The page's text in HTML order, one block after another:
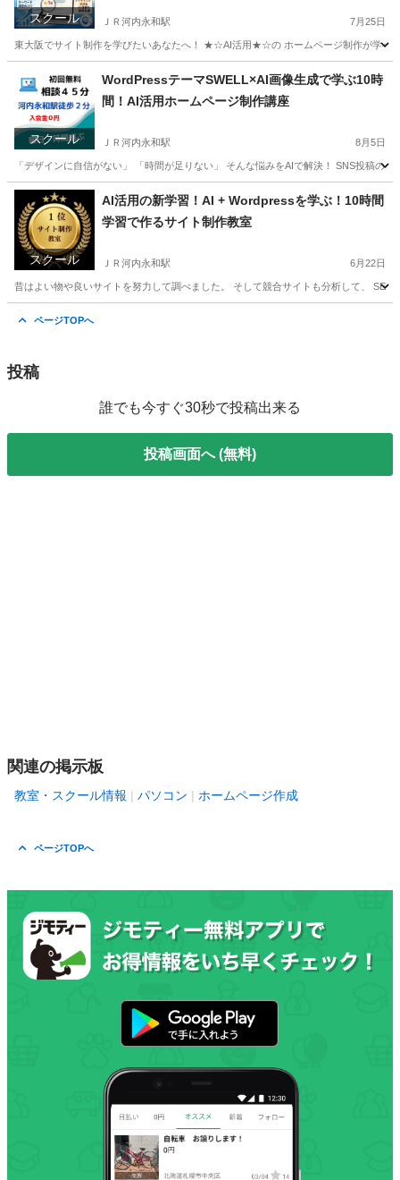
スクール ＪＲ河内永和駅 7月25日
東大阪でサイト制作を学びたいあなたへ！ ★☆AI活用★☆の ホームページ制作が学
ホームページ作成
スクール
WordPressテーマSWELL×AI画像生成で学ぶ10時
間！AI活用ホームページ制作講座
ＪＲ河内永和駅 8月5日
「デザインに自信がない」 「時間が足りない」 そんな悩みをAIで解決！ SNS投稿の
大阪 東大阪市 ＪＲ河内永和駅 リモート
スクール
AI活用の新学習！AI + Wordpressを学ぶ！10時間
学習で作るサイト制作教室
ＪＲ河内永和駅 6月22日
昔はよい物や良いサイトを努力して調べました。 そして競合サイトも分析して、
ページTOPへ
投稿
誰でも今すぐ30秒で投稿出来る
投稿画面へ (無料)
関連の掲示板
教室・スクール情報 パソコン ホームページ作成
ページTOPへ